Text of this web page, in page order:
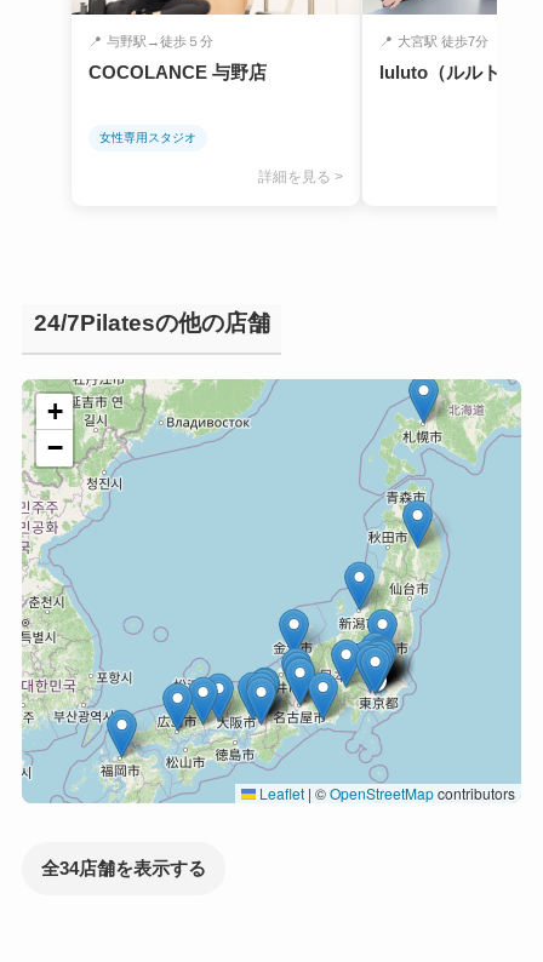
📍 与野駅→徒歩５分
COCOLANCE 与野店
女性専用スタジオ
詳細を見る >
📍 大宮駅 徒歩7分
luluto（ルルト）大
24/7Pilatesの他の店舗
+
−
Leaflet | ©OpenStreetMapcontributors
全34店舗を表示する